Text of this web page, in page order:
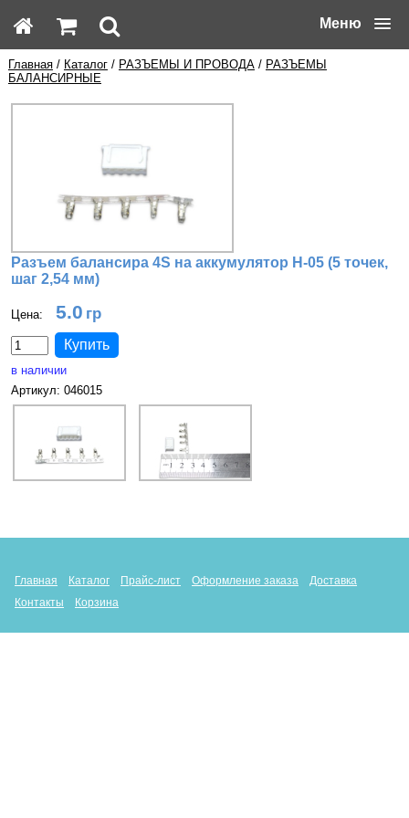
Меню
Главная/ Каталог/ РАЗЪЕМЫ И ПРОВОДА/ РАЗЪЕМЫ
БАЛАНСИРНЫЕ
Разъем балансира 4S на аккумулятор H-05 (5 точек,
шаг 2,54 мм)
Цена: 5.0
в наличии
Артикул: 046015
Главная Каталог Прайс-лист Оформление заказа
Доставка
Контакты
Корзина